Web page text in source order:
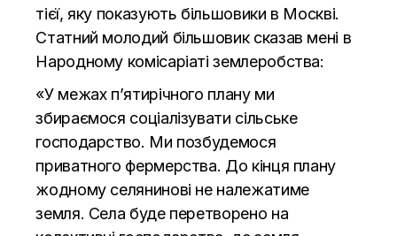
тієї, яку показують більшовики в Москві.
Статний молодий більшовик сказав мені в
Народному комісаріаті землеробства:
«У межах п’ятирічного плану ми
збираємося соціалізувати сільське
господарство. Ми позбудемося
приватного фермерства. До кінця плану
жодному селянинові не належатиме
земля. Села буде перетворено на